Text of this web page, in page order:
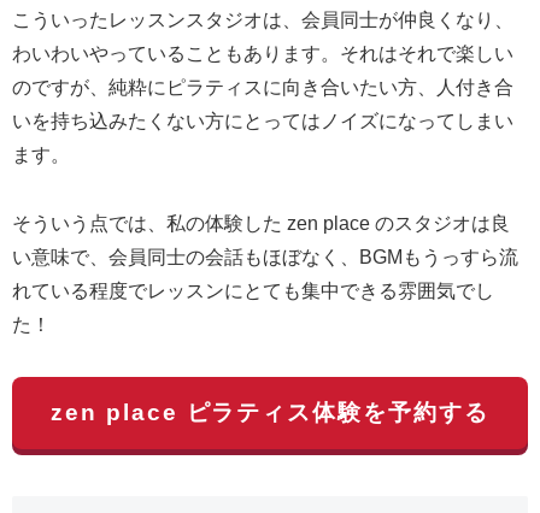
こういったレッスンスタジオは、会員同士が仲良くなり、
わいわいやっていることもあります。それはそれで楽しい
のですが、純粋にピラティスに向き合いたい方、人付き合
いを持ち込みたくない方にとってはノイズになってしまい
ます。
そういう点では、私の体験した zen place のスタジオは良
い意味で、会員同士の会話もほぼなく、BGMもうっすら流
れている程度でレッスンにとても集中できる雰囲気でし
た！
zen place ピラティス体験を予約する